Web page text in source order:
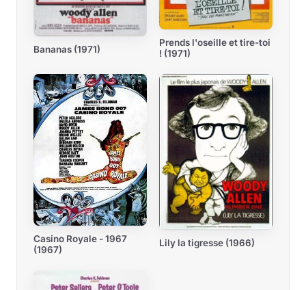
Bananas (1971)
Prends l'oseille et tire-toi
! (1971)
Casino Royale - 1967
(1967)
Lily la tigresse (1966)